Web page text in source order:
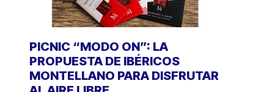
PICNIC “MODO ON”: LA
PROPUESTA DE IBÉRICOS
MONTELLANO PARA DISFRUTAR